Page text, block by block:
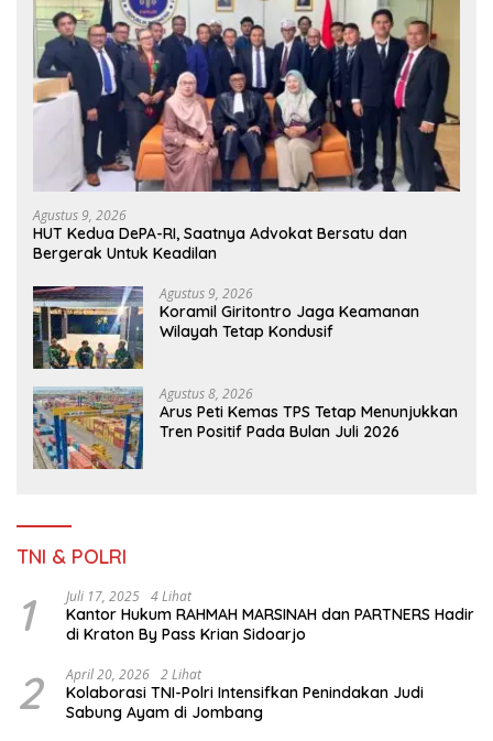
Agustus 9, 2026
HUT Kedua DePA-RI, Saatnya Advokat Bersatu dan
Bergerak Untuk Keadilan
Agustus 9, 2026
Koramil Giritontro Jaga Keamanan
Wilayah Tetap Kondusif
Agustus 8, 2026
Arus Peti Kemas TPS Tetap Menunjukkan
Tren Positif Pada Bulan Juli 2026
TNI & POLRI
1 Juli 17, 2025 4 Lihat
Kantor Hukum RAHMAH MARSINAH dan PARTNERS Hadir
di Kraton By Pass Krian Sidoarjo
2 April 20, 2026 2 Lihat
Kolaborasi TNI-Polri Intensifkan Penindakan Judi
Sabung Ayam di Jombang